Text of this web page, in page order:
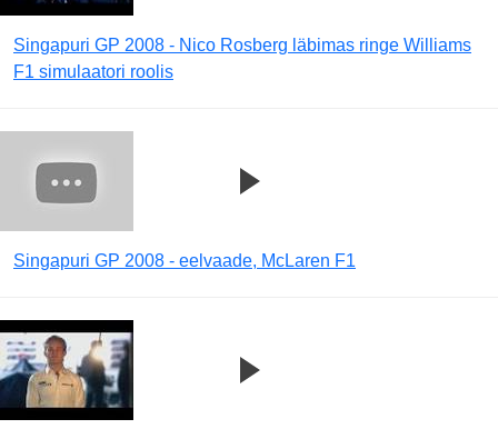
Singapuri GP 2008 - Nico Rosberg läbimas ringe Williams
F1 simulaatori roolis
Singapuri GP 2008 - eelvaade, McLaren F1